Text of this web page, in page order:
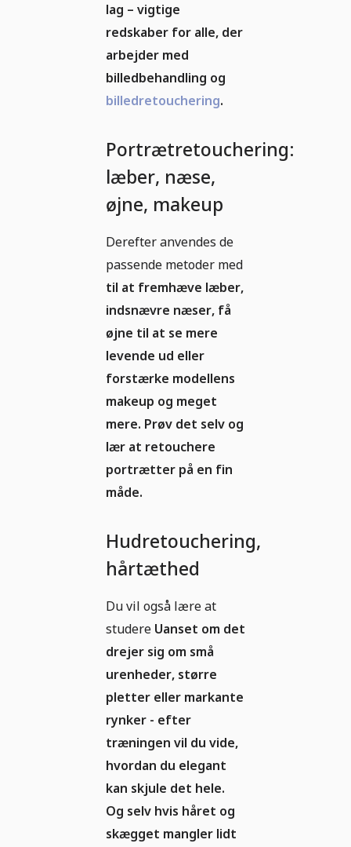
lag – vigtige
redskaber for alle, der
arbejder med
billedbehandling og
billedretouchering.
Portrætretouchering:
læber, næse,
øjne, makeup
Derefter anvendes de
passende metoder med
til at fremhæve læber,
indsnævre næser, få
øjne til at se mere
levende ud eller
forstærke modellens
makeup og meget
mere. Prøv det selv og
lær at retouchere
portrætter på en fin
måde.
Hudretouchering,
hårtæthed
Du vil også lære at
studere Uanset om det
drejer sig om små
urenheder, større
pletter eller markante
rynker - efter
træningen vil du vide,
hvordan du elegant
kan skjule det hele.
Og selv hvis håret og
skægget mangler lidt